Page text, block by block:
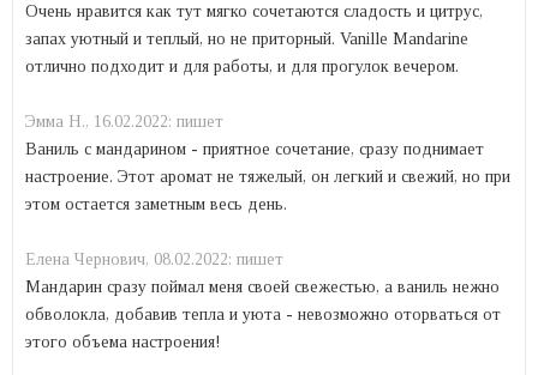
Очень нравится как тут мягко сочетаются сладость и цитрус,
запах уютный и теплый, но не приторный. Vanille Mandarine
отлично подходит и для работы, и для прогулок вечером.
Эмма Н., 16.02.2022: пишет
Ваниль с мандарином - приятное сочетание, сразу поднимает
настроение. Этот аромат не тяжелый, он легкий и свежий, но при
этом остается заметным весь день.
Елена Чернович, 08.02.2022: пишет
Мандарин сразу поймал меня своей свежестью, а ваниль нежно
обволокла, добавив тепла и уюта - невозможно оторваться от
этого объема настроения!